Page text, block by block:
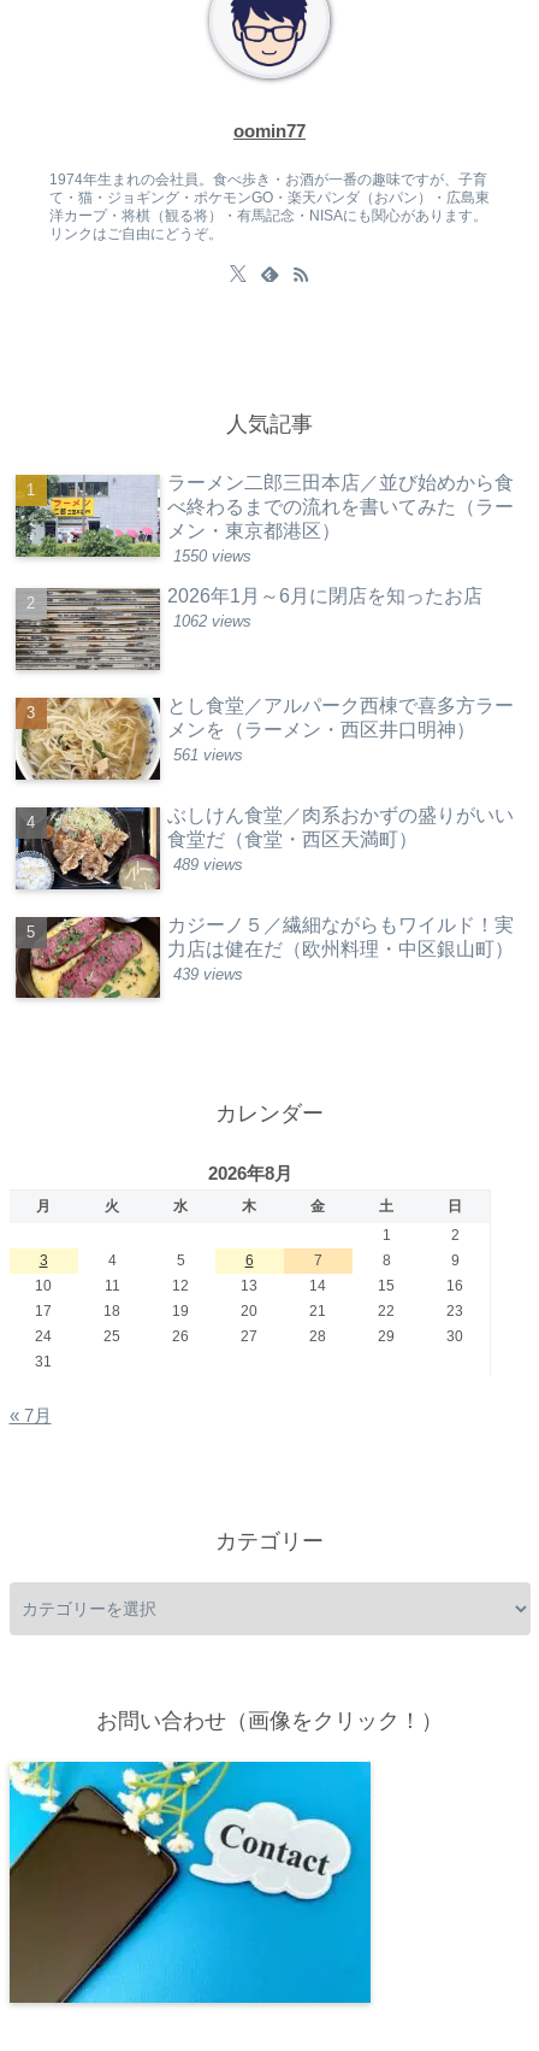
oomin77
1974年生まれの会社員。食べ歩き・お酒が一番の趣味ですが、子育
て・猫・ジョギング・ポケモンGO・楽天パンダ（おパン）・広島東
洋カープ・将棋（観る将）・有馬記念・NISAにも関心があります。
リンクはご自由にどうぞ。
人気記事
ラーメン二郎三田本店／並び始めから食
べ終わるまでの流れを書いてみた（ラー
メン・東京都港区）
1550 views
2026年1月～6月に閉店を知ったお店
1062 views
とし食堂／アルパーク西棟で喜多方ラー
メンを（ラーメン・西区井口明神）
561 views
ぶしけん食堂／肉系おかずの盛りがいい
食堂だ（食堂・西区天満町）
489 views
カジーノ５／繊細ながらもワイルド！実
力店は健在だ（欧州料理・中区銀山町）
439 views
カレンダー
2026年8月
月 火 水 木 金 土
日
1
2
3
4 5 6 7 8
9
10
11 12 13 14 15
16
17
18 19 20 21 22
23
24
25 26 27 28 29
30
31
« 7月
カテゴリー
お問い合わせ（画像をクリック！）